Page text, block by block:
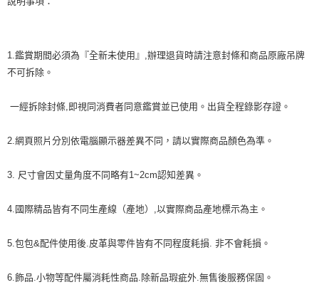
1.鑑賞期間必須為『全新未使用』,辦理退貨時請注意封條和商品原廠吊牌
不可拆除。
一經拆除封條,即視同消費者同意鑑賞並已使用。出貨全程錄影存證。
2.網頁照片分別依電腦顯示器差異不同，請以實際商品顏色為準。
3. 尺寸會因丈量角度不同略有1~2cm認知差異。
4.國際精品皆有不同生產線（產地）,以實際商品產地標示為主。
5.包包&配件使用後.皮革與零件皆有不同程度耗損. 非不會耗損。
6.飾品.小物等配件屬消耗性商品.除新品瑕疵外.無售後服務保固。